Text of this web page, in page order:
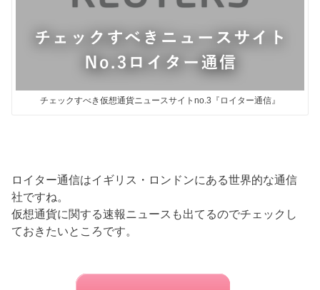
チェックすべき仮想通貨ニュースサイトno.3『ロイター通信』
ロイター通信はイギリス・ロンドンにある世界的な通信
社ですね。
仮想通貨に関する速報ニュースも出てるのでチェックし
ておきたいところです。